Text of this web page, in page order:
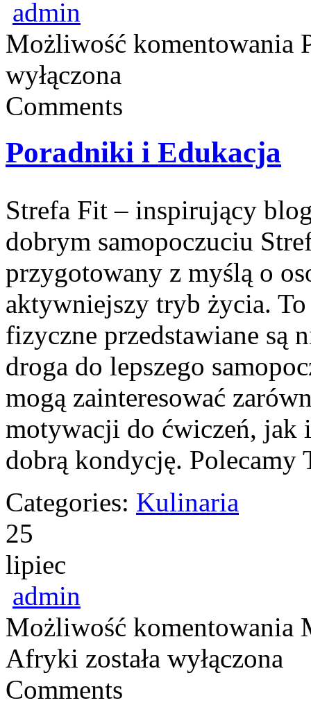
admin
Możliwość komentowania
wyłączona
Comments
Poradniki i Edukacja
Strefa Fit – inspirujący
dobrym samopoczuciu
przygotowany z myślą o
aktywniejszy tryb życia.
fizyczne przedstawiane są
droga do lepszego
mogą zainteresować
motywacji do ćwiczeń, jak
dobrą kondycję.
Categories: Kulinaria
25
lipiec
admin
Możliwość komentowania
Afryki została wyłączona
Comments